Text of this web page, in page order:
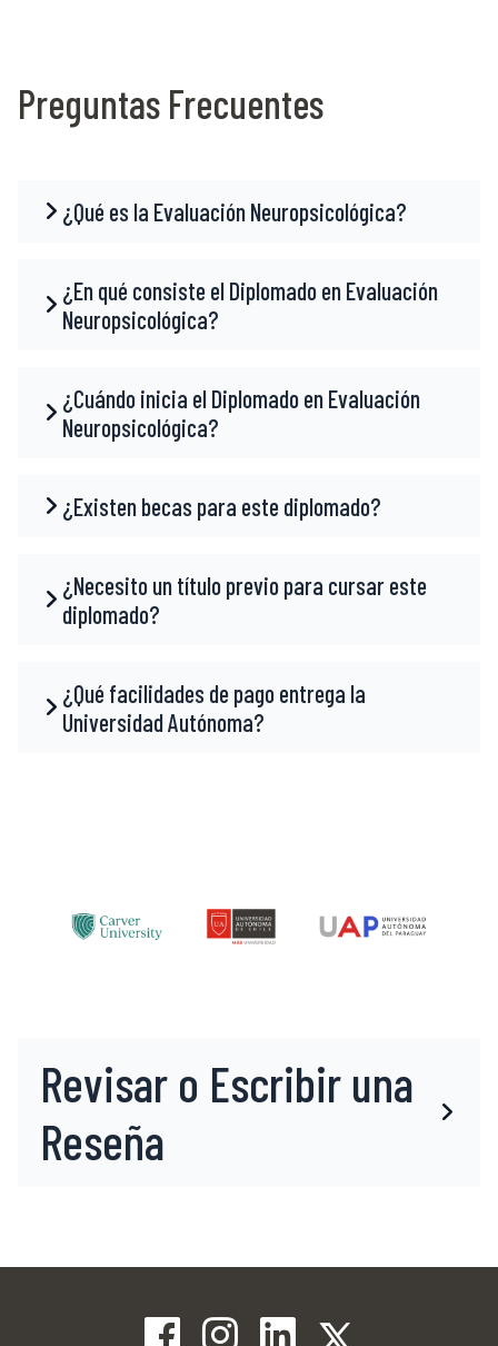
Preguntas Frecuentes
¿Qué es la Evaluación Neuropsicológica?
¿En qué consiste el Diplomado en Evaluación
Neuropsicológica?
¿Cuándo inicia el Diplomado en Evaluación
Neuropsicológica?
¿Existen becas para este diplomado?
¿Necesito un título previo para cursar este
diplomado?
¿Qué facilidades de pago entrega la
Universidad Autónoma?
Revisar o Escribir una
Reseña